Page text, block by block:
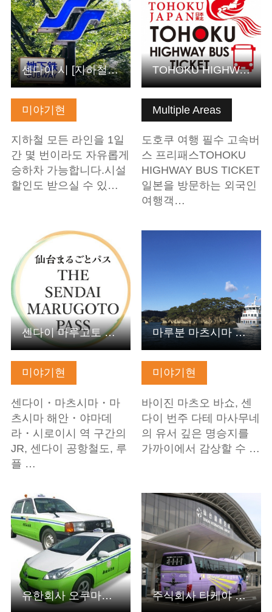
미야기현
지하철 모든 라인을 1일
간 몇 번이라도 자유롭게
승하차 가능합니다.시설
할인도 받으실 수 있…
센다이 시 [지하철 1일 승차권]
Multiple Areas
도호쿠 여행 필수 고속버
스 프리패스TOHOKU
HIGHWAY BUS TICKET
일본을 방문하는 외국인
여행객…
TOHOKU HIGHWAY BUS TICKET: 윈터 세일 개최! 안전하고 쾌적한…
미야기현
센다이・마츠시마・마
츠시마 해안・야마데
라・시로이시 역 구간의
JR, 센다이 공항철도, 루
플 …
기본정보 보기
센다이 마루고토 패스
미야기현
바이진 마츠오 바쇼, 센
다이 번주 다테 마사무네
의 유서 깊은 명승지를
가까이에서 감상할 수 …
마루분 마츠시마 기선 주식회사
기본정보 보기
유한회사 오쿠마츠시마 관광 택시
기본정보 보기
주식회사 타케야 교통